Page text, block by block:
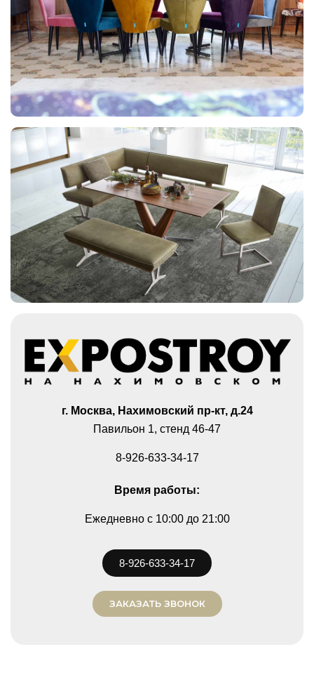
г. Москва, Нахимовский пр-кт, д.24
Павильон 1, стенд 46-47
8-926-633-34-17
Время работы:
Ежедневно c 10:00 до 21:00
8-926-633-34-17
ЗАКАЗАТЬ ЗВОНОК